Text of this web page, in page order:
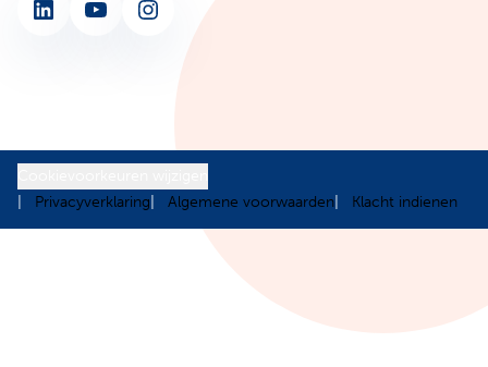
LinkedIn YouTube Instagram
Privacyverklaring
Algemene voorwaarden Klacht indienen